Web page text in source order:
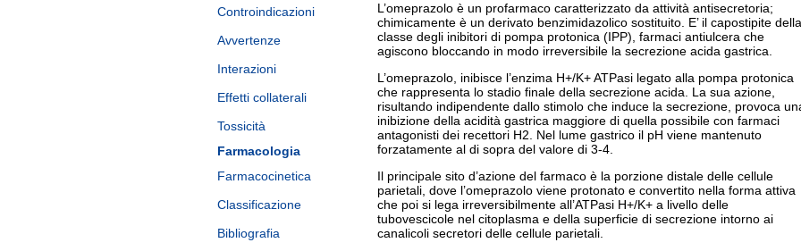
Controindicazioni
Avvertenze
Interazioni
Effetti collaterali
Tossicità
Farmacologia
Farmacocinetica
Classificazione
Bibliografia
L’omeprazolo è un profarmaco caratterizzato da attività antisecretoria;
chimicamente è un derivato benzimidazolico sostituito. E’ il capostipite della
classe degli inibitori di pompa protonica (IPP), farmaci antiulcera che
agiscono bloccando in modo irreversibile la secrezione acida gastrica.
L’omeprazolo, inibisce l’enzima H+/K+ ATPasi legato alla pompa protonica
che rappresenta lo stadio finale della secrezione acida. La sua azione,
risultando indipendente dallo stimolo che induce la secrezione, provoca
inibizione della acidità gastrica maggiore di quella possibile con farmaci
antagonisti dei recettori H2. Nel lume gastrico il pH viene mantenuto
forzatamente al di sopra del valore di 3-4.
Il principale sito d’azione del farmaco è la porzione distale delle cellule
parietali, dove l’omeprazolo viene protonato e convertito nella forma attiva
che poi si lega irreversibilmente all’ATPasi H+/K+ a livello delle
tubovescicole nel citoplasma e della superficie di secrezione intorno ai
canalicoli secretori delle cellule parietali.